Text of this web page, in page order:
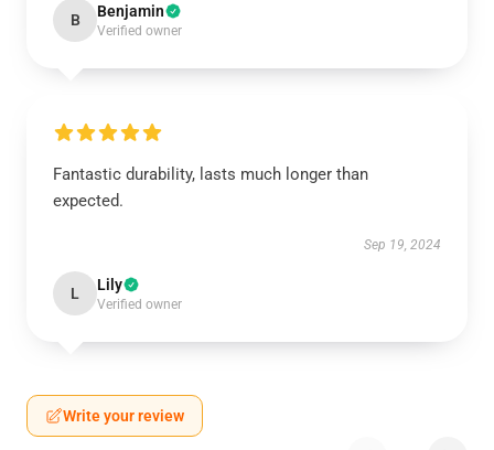
B Benjamin
Verified owner
Fantastic durability, lasts much longer than
expected.
Sep 19, 2024
L Lily
Verified owner
Write your review